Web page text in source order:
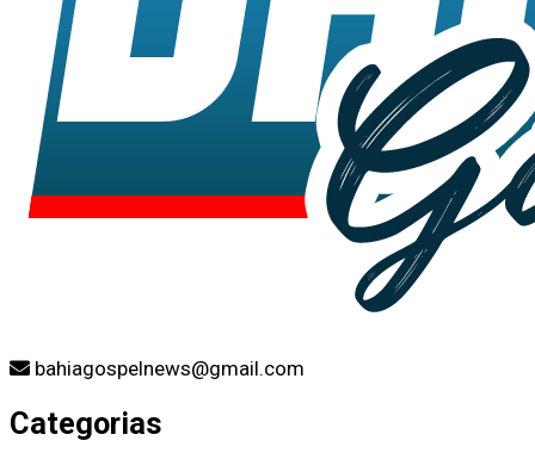
bahiagospelnews@gmail.com
Categorias